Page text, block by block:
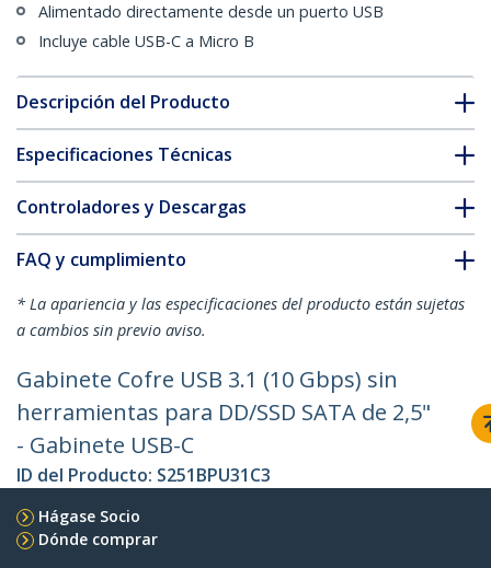
Alimentado directamente desde un puerto USB
Incluye cable USB-C a Micro B
Descripción del Producto
Especificaciones Técnicas
Controladores y Descargas
FAQ y cumplimiento
* La apariencia y las especificaciones del producto están sujetas
a cambios sin previo aviso.
Gabinete Cofre USB 3.1 (10 Gbps) sin
herramientas para DD/SSD SATA de 2,5"
- Gabinete USB-C
ID del Producto: S251BPU31C3
Hágase Socio
Dónde comprar